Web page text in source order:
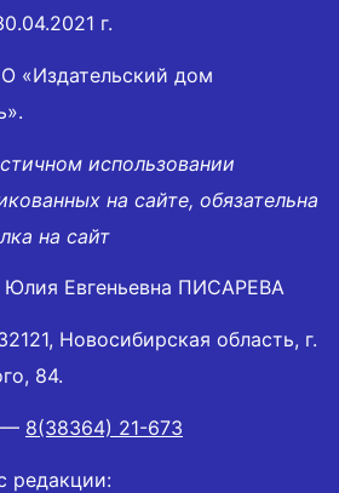
г.
«Издательский дом
использовании
на сайте, обязательна
на сайт
Юлия Евгеньевна ПИСАРЕВА
Новосибирская область, г.
84.
— 8(38364) 21-673
редакции: